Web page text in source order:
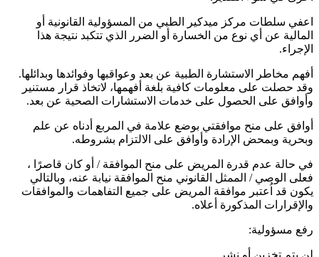
اعفي سلطات مركز ميدكير الطبي من المسؤولية القانونية أو
المالية عن أي نوع من الخسارة أو الضرر الذي تتكبد نتيجة هذا
الإجراء.
أفهم مخاطر الاستشارة الطبية عن بعد وعواقبها وفوائدها وبدائلها.
وقد حصلت على معلومات كافية بلغة أفهمها، لاتخاذ قرار مستنير
وأوافق على الحصول على خدمات الاستشارات الصحية عن بعد.
أوافق على منح موافقتي بوضع علامة في المربع أدناه عن علم
وبحرية وبمحض الإرادة وأوافق على الالتزام بشروطه.
في حالة عدم قدرة المريض على منح الموافقة / أو كان قاصرًا ،
فعلى الوصي / الممثل القانوني منح الموافقة نيابة عنه، وبالتالي
يكون قد اُعتبر موافقة المريض على جميع التفاهمات والموافقات
والإقرارات المذكورة أعلاه.
رفع مسؤولية:
لن يتم تخزين أو نشر